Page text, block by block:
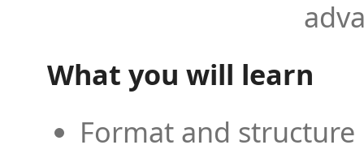
What you will learn
Format and